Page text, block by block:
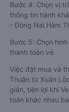
Bước 4: Chọn vị
thông tin hành
- Đồng Nai Hàm
Bước 5: Chọn
thanh toán vé.
Việc đặt mua và
Thuận từ Xuân
giản, tiện lợi khi
toán khác nhau